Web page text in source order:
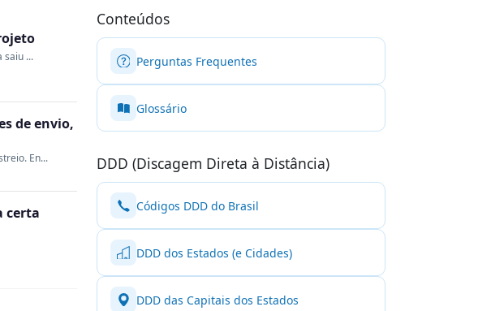
saiu ...
de envio,
En...
certa
Conteúdos
Perguntas Frequentes
Glossário
DDD (Discagem Direta à Distância)
Códigos DDD do Brasil
DDD dos Estados (e Cidades)
DDD das Capitais dos Estados